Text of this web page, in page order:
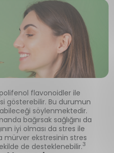
flavonoidler ile
gösterebilir. Bu durumun
söylenmektedir.
bağırsak sağlığını da
iyi olması da stres ile
mürver ekstresinin stres
de desteklenebilir.3